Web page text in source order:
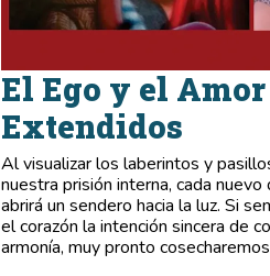
El Ego y el Amor
Extendidos
Al visualizar los laberintos y
nuestra prisión interna, cada
abrirá un sendero hacia la luz. Si
el corazón la intención sincera de
armonía, muy pronto